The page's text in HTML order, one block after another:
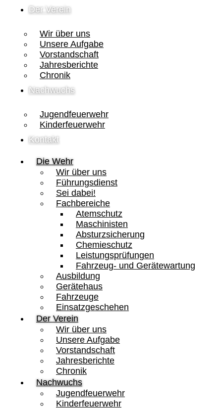
Der Verein
Wir über uns
Unsere Aufgabe
Vorstandschaft
Jahresberichte
Chronik
Nachwuchs
Jugendfeuerwehr
Kinderfeuerwehr
Kontakt
Die Wehr
Wir über uns
Führungsdienst
Sei dabei!
Fachbereiche
Atemschutz
Maschinisten
Absturzsicherung
Chemieschutz
Leistungsprüfungen
Fahrzeug- und Gerätewartung
Ausbildung
Gerätehaus
Fahrzeuge
Einsatzgeschehen
Der Verein
Wir über uns
Unsere Aufgabe
Vorstandschaft
Jahresberichte
Chronik
Nachwuchs
Jugendfeuerwehr
Kinderfeuerwehr